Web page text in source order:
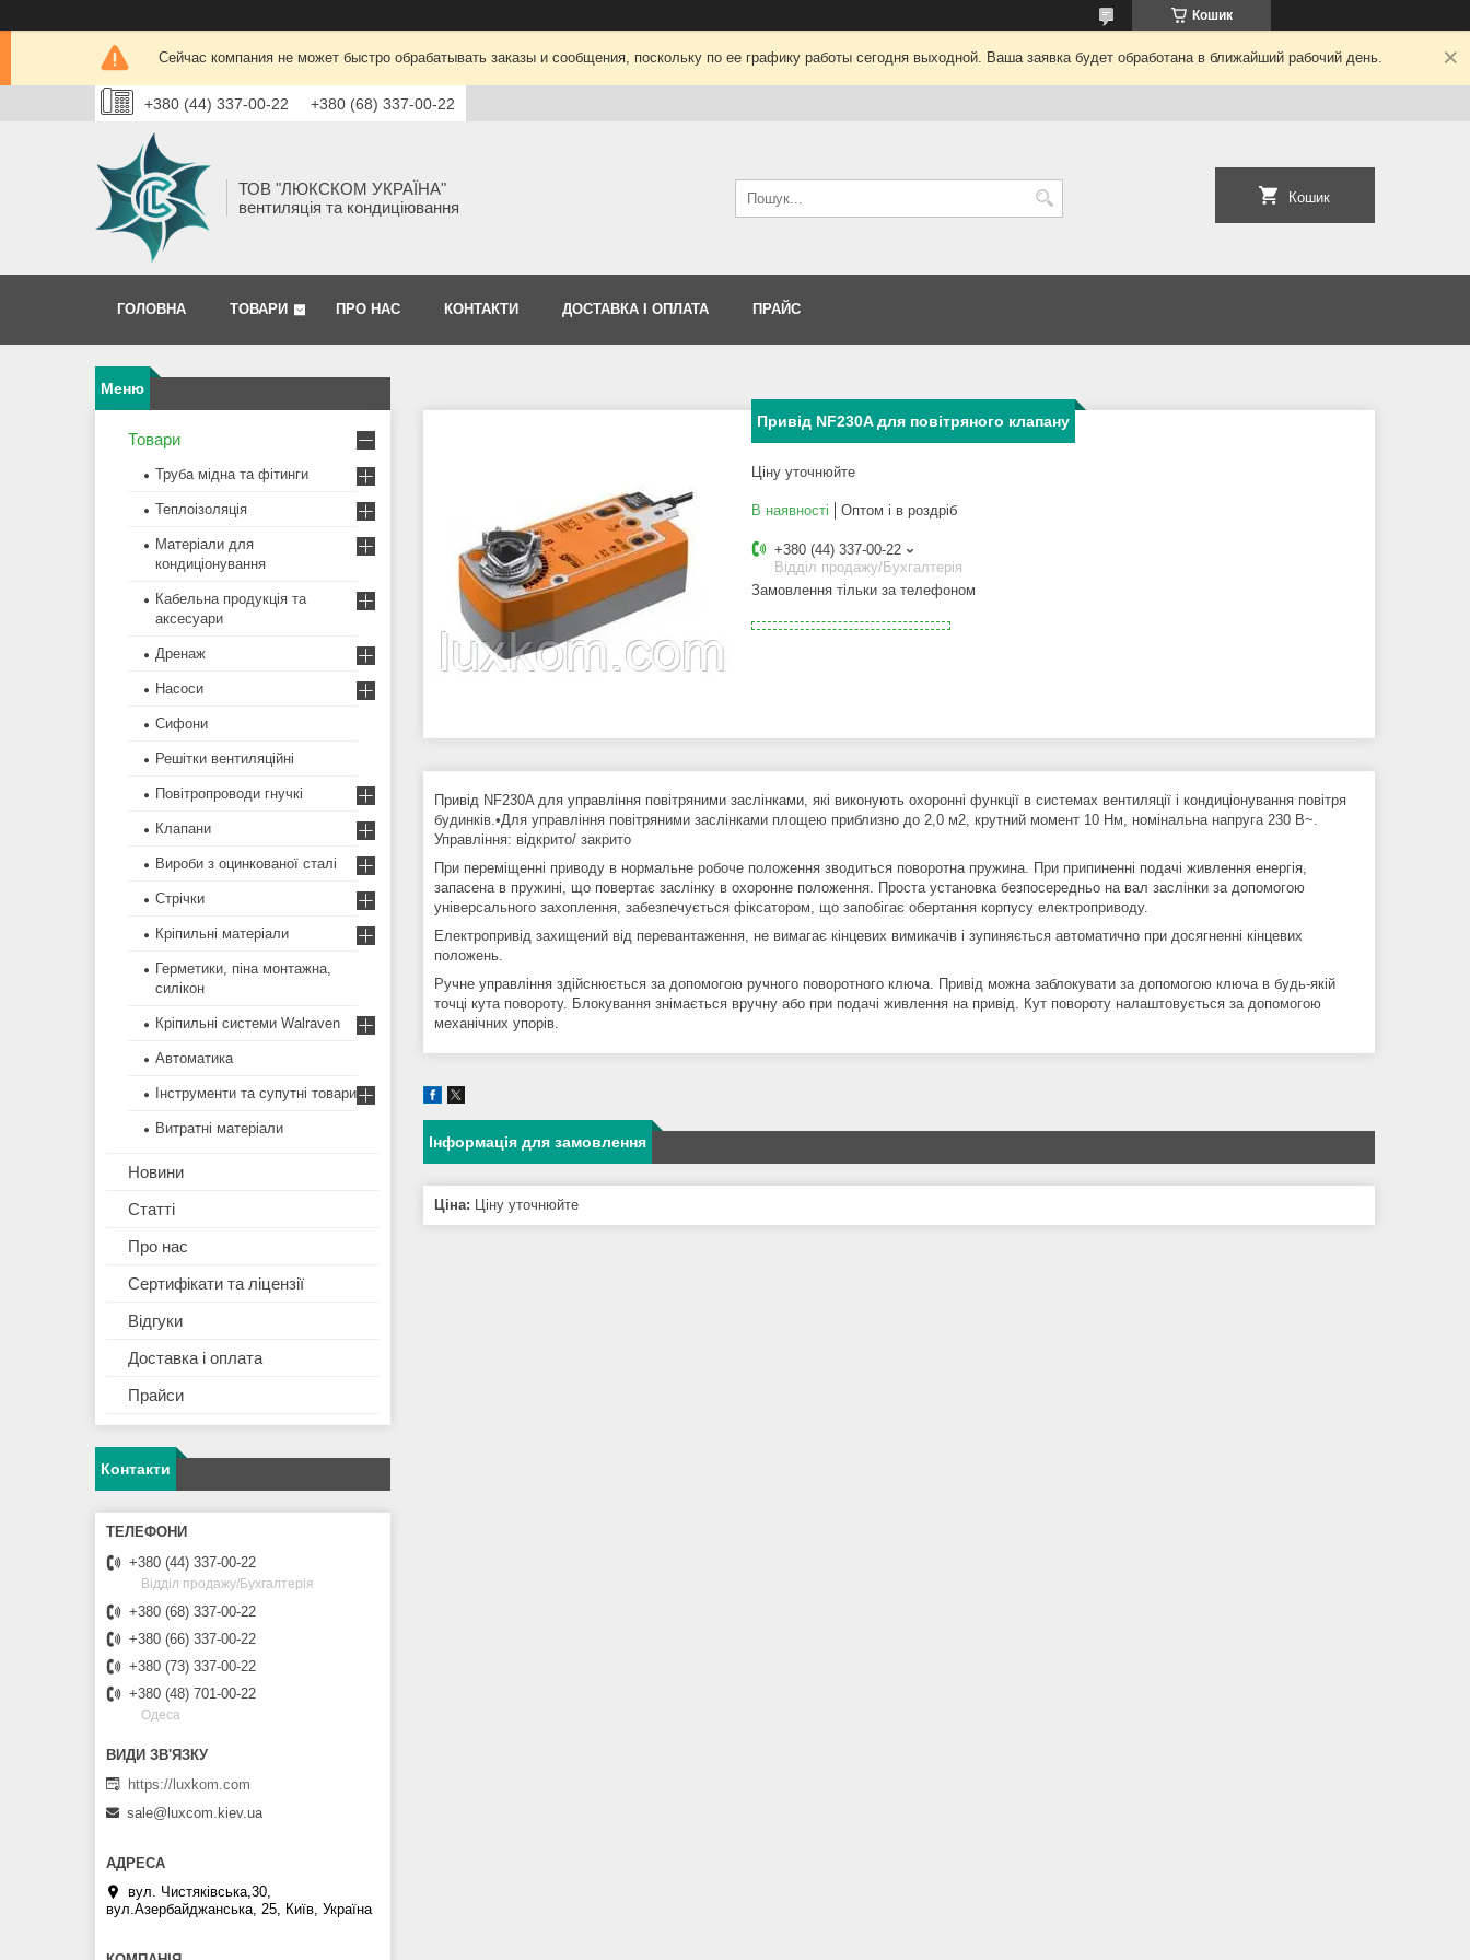
Кошик
Сейчас компания не может быстро обрабатывать заказы и сообщения, поскольку по ее графику работы сегодня выходной. Ваша заявка будет обработана в ближайший рабочий день.
+380 (44) 337-00-22 +380 (68) 337-00-22
ТОВ "ЛЮКСКОМ УКРАЇНА"
вентиляція та кондиціювання
Кошик
ГОЛОВНА ТОВАРИ ПРО НАС КОНТАКТИ ДОСТАВКА І ОПЛАТА ПРАЙС
Привід NF230A для повітряного клапану
Ціну уточнюйте
В наявності Оптом і в роздріб
+380 (44) 337-00-22
Відділ продажу/Бухгалтерія
Замовлення тільки за телефоном
Привід NF230A для управління повітряними заслінками, які виконують охоронні функції в системах вентиляції і кондиціонування повітря
будинків.•Для управління повітряними заслінками площею приблизно до 2,0 м2, крутний момент 10 Нм, номінальна напруга 230 В~.
Управління: відкрито/ закрито
При переміщенні приводу в нормальне робоче положення зводиться поворотна пружина. При припиненні подачі живлення енергія,
запасена в пружині, що повертає заслінку в охоронне положення. Проста установка безпосередньо на вал заслінки за допомогою
універсального захоплення, забезпечується фіксатором, що запобігає обертання корпусу електроприводу.
Електропривід захищений від перевантаження, не вимагає кінцевих вимикачів і зупиняється автоматично при досягненні кінцевих
положень.
Ручне управління здійснюється за допомогою ручного поворотного ключа. Привід можна заблокувати за допомогою ключа в будь-якій
точці кута повороту. Блокування знімається вручну або при подачі живлення на привід. Кут повороту налаштовується за допомогою
механічних упорів.
Інформація для замовлення
Ціна: Ціну уточнюйте
Товари
Труба мідна та фітинги
Теплоізоляція
Матеріали для
кондиціонування
Кабельна продукція та
аксесуари
Дренаж
Насоси
Сифони
Решітки вентиляційні
Повітропроводи гнучкі
Клапани
Вироби з оцинкованої сталі
Стрічки
Кріпильні матеріали
Герметики, піна монтажна,
силікон
Кріпильні системи Walraven
Автоматика
Інструменти та супутні товари
Витратні матеріали
Новини
Статті
Про нас
Сертифікати та ліцензії
Відгуки
Доставка і оплата
Прайси
Контакти
+380 (44) 337-00-22
Відділ продажу/Бухгалтерія
+380 (68) 337-00-22
+380 (66) 337-00-22
+380 (73) 337-00-22
+380 (48) 701-00-22
Одеса
https://luxkom.com
sale@luxcom.kiev.ua
вул. Чистяківська,30,
вул.Азербайджанська, 25, Київ, Україна